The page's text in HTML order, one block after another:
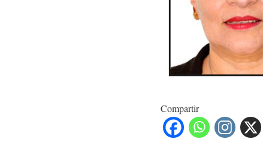
Compartir